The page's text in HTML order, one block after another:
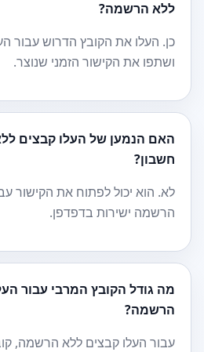
ללא הרשמה?
כן. העלו את הקובץ הדרוש עבור
ושתפו את הקישור הזמני שנוצר.
האם הנמען של העלו קבצים
חשבון?
לא. הוא יכול לפתוח את הקישור
הרשמה ישירות בדפדפן.
מה גודל הקובץ המרבי עבור
הרשמה?
עבור העלו קבצים ללא הרשמה,